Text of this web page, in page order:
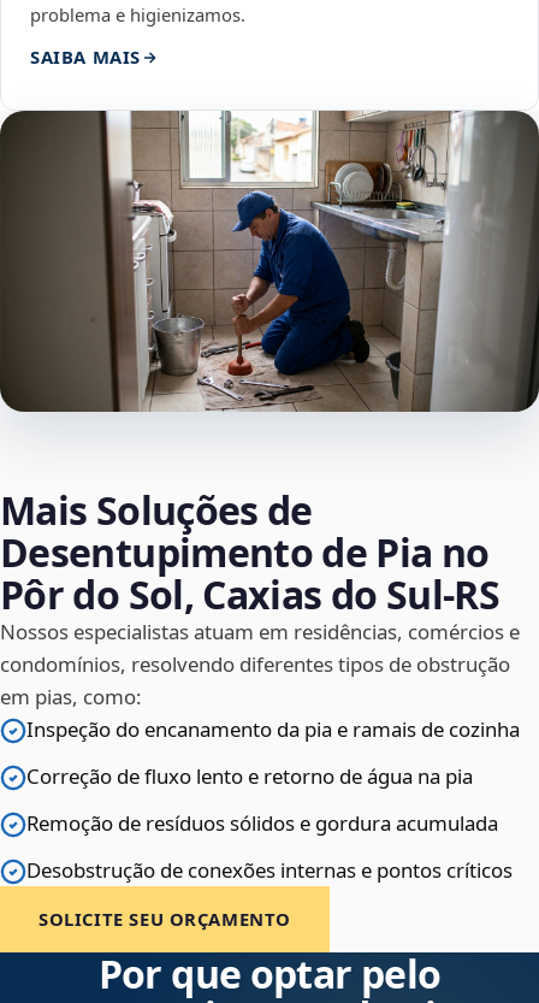
problema e higienizamos.
SAIBA MAIS
Mais Soluções de
Desentupimento de Pia no
Pôr do Sol, Caxias do Sul‑RS
Nossos especialistas atuam em residências, comércios e
condomínios, resolvendo diferentes tipos de obstrução
em pias, como:
Inspeção do encanamento da pia e ramais de cozinha
Correção de fluxo lento e retorno de água na pia
Remoção de resíduos sólidos e gordura acumulada
Desobstrução de conexões internas e pontos críticos
SOLICITE SEU ORÇAMENTO
Por que optar pelo